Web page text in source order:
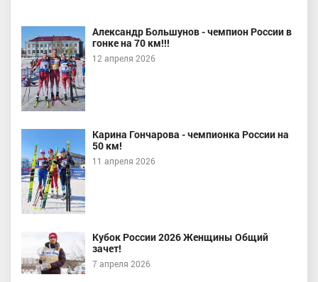
Александр Большунов - чемпион России в
гонке на 70 км!!!
12 апреля 2026
Карина Гончарова - чемпионка России на
50 км!
11 апреля 2026
Кубок России 2026 Женщины Общий
зачет!
7 апреля 2026